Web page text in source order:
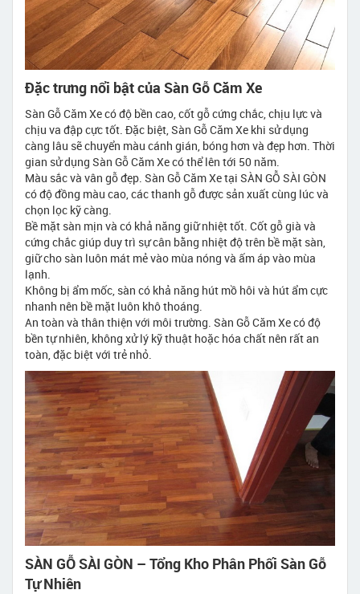
Đặc trưng nổi bật của Sàn Gỗ Căm Xe
Sàn Gỗ Căm Xe có độ bền cao, cốt gỗ cứng chắc, chịu lực và
chịu va đập cực tốt. Đặc biệt, Sàn Gỗ Căm Xe khi sử dụng
càng lâu sẽ chuyển màu cánh gián, bóng hơn và đẹp hơn. Thời
gian sử dụng Sàn Gỗ Căm Xe có thể lên tới 50 năm.
Màu sắc và vân gỗ đẹp. Sàn Gỗ Căm Xe tại SÀN GỖ SÀI GÒN
có độ đồng màu cao, các thanh gỗ được sản xuất cùng lúc và
chọn lọc kỹ càng.
Bề mặt sàn mịn và có khả năng giữ nhiệt tốt. Cốt gỗ già và
cứng chắc giúp duy trì sự cân bằng nhiệt độ trên bề mặt sàn,
giữ cho sàn luôn mát mẻ vào mùa nóng và ấm áp vào mùa
lạnh.
Không bị ẩm mốc, sàn có khả năng hút mồ hôi và hút ẩm cực
nhanh nên bề mặt luôn khô thoáng.
An toàn và thân thiện với môi trường. Sàn Gỗ Căm Xe có độ
bền tự nhiên, không xử lý kỹ thuật hoặc hóa chất nên rất an
toàn, đặc biệt với trẻ nhỏ.
SÀN GỖ SÀI GÒN – Tổng Kho Phân Phối Sàn Gỗ
Tự Nhiên